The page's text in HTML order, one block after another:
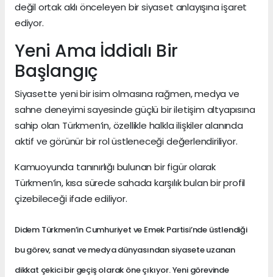
değil ortak aklı önceleyen bir siyaset anlayışına işaret
ediyor.
Yeni Ama İddialı Bir
Başlangıç
Siyasette yeni bir isim olmasına rağmen, medya ve
sahne deneyimi sayesinde güçlü bir iletişim altyapısına
sahip olan Türkmen’in, özellikle halkla ilişkiler alanında
aktif ve görünür bir rol üstleneceği değerlendiriliyor.
Kamuoyunda tanınırlığı bulunan bir figür olarak
Türkmen’in, kısa sürede sahada karşılık bulan bir profil
çizebileceği ifade ediliyor.
Didem Türkmen’in Cumhuriyet ve Emek Partisi’nde üstlendiği
bu görev, sanat ve medya dünyasından siyasete uzanan
dikkat çekici bir geçiş olarak öne çıkıyor. Yeni görevinde